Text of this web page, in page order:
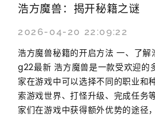
浩方魔兽：揭开秘籍之谜
2026-04-20 22:09:22
浩方魔兽秘籍的开启方法 一、了
g22最新 浩方魔兽是一款受欢迎的
家在游戏中可以选择不同的职业和
索游戏世界、打怪升级、完成任务
家们在游戏中获得额外优势的途径